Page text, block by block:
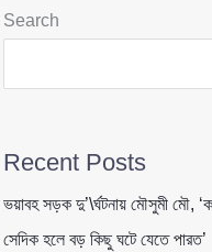
Search
Recent Posts
ভয়াবহ সড়ক দু’\র্ঘটনায় মৌসুমী মৌ,
সেদিক হলে বড় কিছু ঘটে যেতে পারত’